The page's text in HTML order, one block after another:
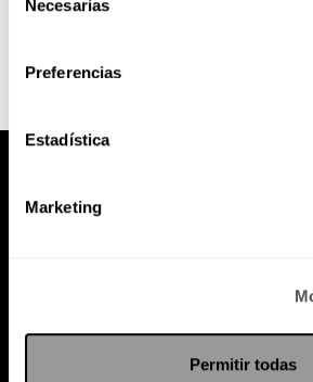
Necesarias
Preferencias
Estadística
Marketing
Permitir todas
Política de
PODCAST RADIO
SACA TU ID